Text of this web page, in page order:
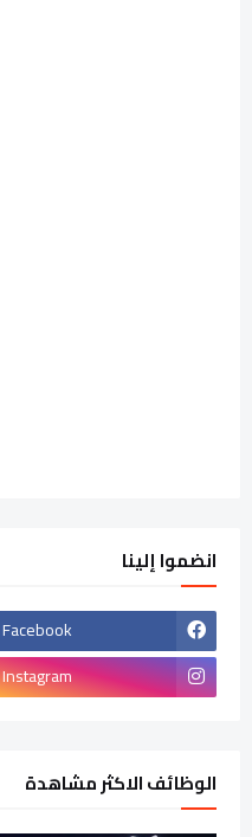
انضموا إلينا
Facebook
Instagram
الوظائف الاكثر مشاهدة